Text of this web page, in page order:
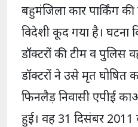
बहुमंजिला कार पार्किंग
विदेशी कूद गया है। घटना
डॉक्टरों की टीम व पुलिस
डॉक्टरों ने उसे मृत घोषित
फिनलैड़ निवासी एपीई
हुई। वह 31 दिसंबर 2011